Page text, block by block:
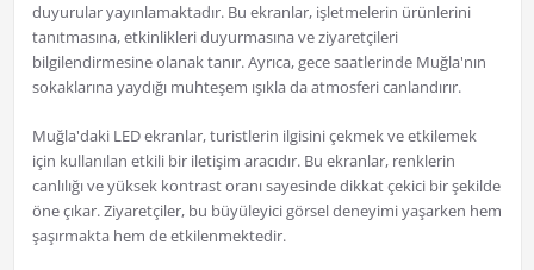
duyurular yayınlamaktadır. Bu ekranlar, işletmelerin ürünlerini
tanıtmasına, etkinlikleri duyurmasına ve ziyaretçileri
bilgilendirmesine olanak tanır. Ayrıca, gece saatlerinde Muğla'nın
sokaklarına yaydığı muhteşem ışıkla da atmosferi canlandırır.
Muğla'daki LED ekranlar, turistlerin ilgisini çekmek ve etkilemek
için kullanılan etkili bir iletişim aracıdır. Bu ekranlar, renklerin
canlılığı ve yüksek kontrast oranı sayesinde dikkat çekici bir şekilde
öne çıkar. Ziyaretçiler, bu büyüleyici görsel deneyimi yaşarken hem
şaşırmakta hem de etkilenmektedir.